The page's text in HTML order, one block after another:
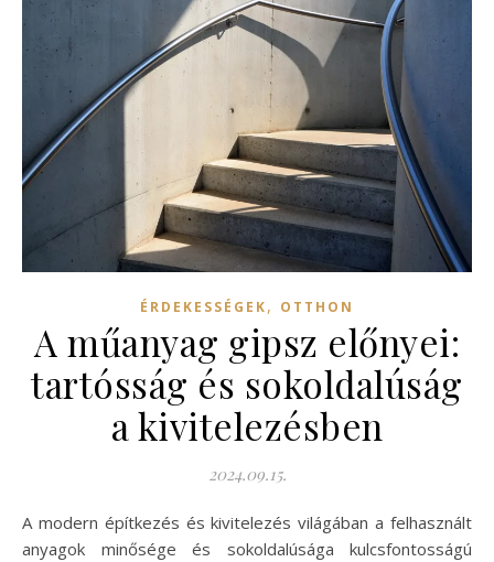
ÉRDEKESSÉGEK, OTTHON
A műanyag gipsz előnyei:
tartósság és sokoldalúság
a kivitelezésben
2024.09.15.
A modern építkezés és kivitelezés világában a felhasznált
anyagok minősége és sokoldalúsága kulcsfontosságú